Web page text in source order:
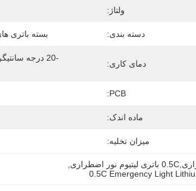
ولتاژ:
دسته بندی: بسته باتری
دمای کاری:
PCB:
ماده اندک:
میزان تخلیه:
0.5C Emergency Light